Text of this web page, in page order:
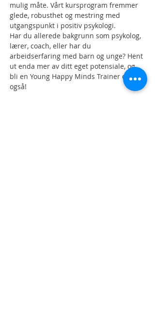
mulig måte. Vårt kursprogram fremmer
glede, robusthet og mestring med
utgangspunkt i positiv psykologi.
Har du allerede bakgrunn som psykolog,
lærer, coach, eller har du
arbeidserfaring med barn og unge? Hent
ut enda mer av ditt eget potensiale, og
bli en Young Happy Minds Trainer du
også!